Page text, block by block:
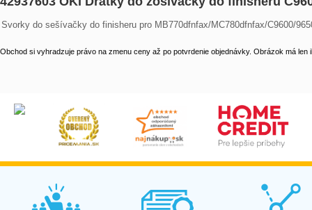
Svorky do sešívačky do finisheru pro MB770dfnfax/MC780dfnfax/C9600/
Obchod si vyhradzuje právo na zmenu ceny až po potvrdenie objednávky. Obrázok má len